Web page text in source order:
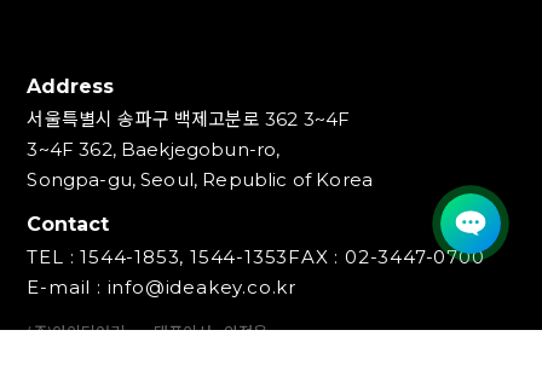
Address
서울특별시 송파구 백제고분로 362 3~4F
3~4F 362, Baekjegobun-ro,
Songpa-gu, Seoul, Republic of Korea
Contact
TEL : 1544-1853, 1544-1353FAX : 02-3447-0700
E-mail : info@ideakey.co.kr
(주)아이디어키
대표이사 : 안정윤